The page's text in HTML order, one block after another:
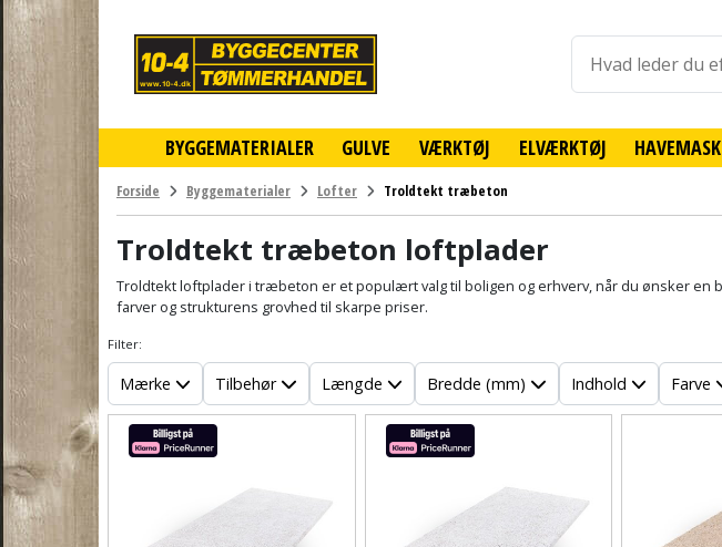
BYGGEMATERIALER GULVE VÆRKTØJ ELVÆRKTØJ
online
byggemarked
og
tømmerhandel
-
og
Forside Byggematerialer Lofter Troldtekt træbeton
Troldtekt træbeton loftplader
Troldtektloftplader i træbeton er et populært valg til boligen og erhverv, når du ønsker
farver og strukturens grovhed til skarpe priser.
Filter:
Mærke Tilbehør Længde Bredde (mm) Indhold Farve